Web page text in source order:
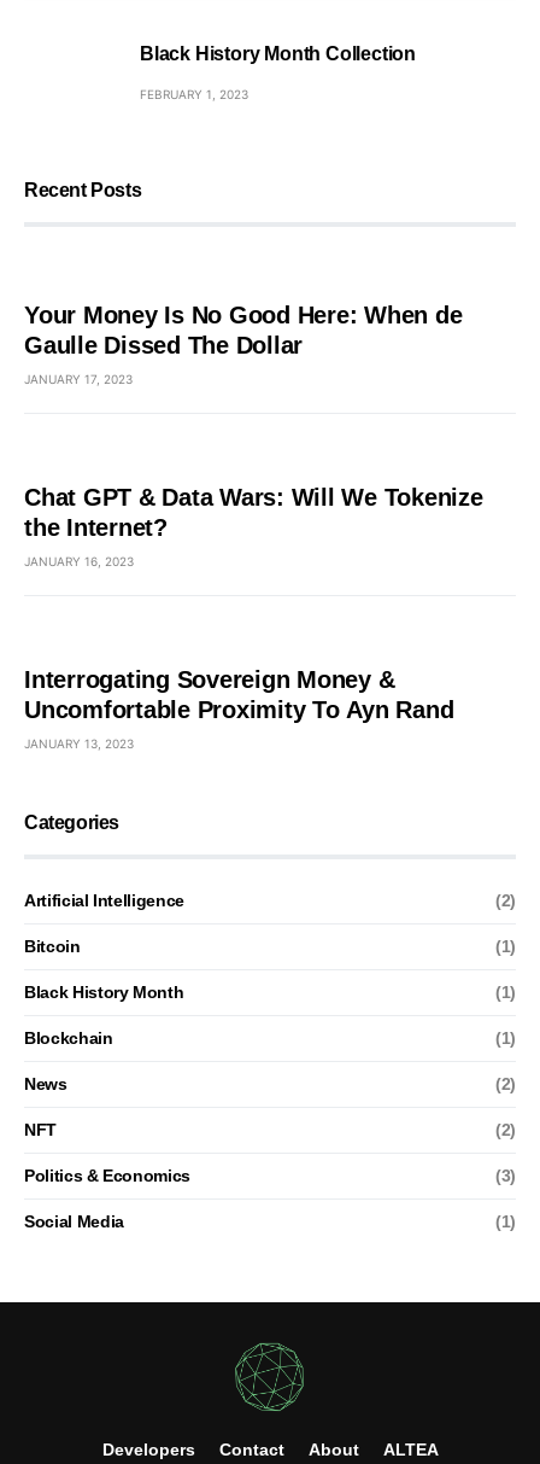
Black History Month Collection
FEBRUARY 1, 2023
Recent Posts
Your Money Is No Good Here: When de
Gaulle Dissed The Dollar
JANUARY 17, 2023
Chat GPT & Data Wars: Will We Tokenize
the Internet?
JANUARY 16, 2023
Interrogating Sovereign Money &
Uncomfortable Proximity To Ayn Rand
JANUARY 13, 2023
Categories
Artificial Intelligence (2)
Bitcoin (1)
Black History Month (1)
Blockchain (1)
News (2)
NFT (2)
Politics & Economics (3)
Social Media (1)
Developers Contact About ALTEA